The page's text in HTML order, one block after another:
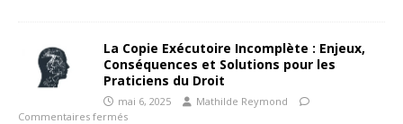
La Copie Exécutoire Incomplète : Enjeux,
Conséquences et Solutions pour les
Praticiens du Droit
mai 6, 2025
Mathilde Reymond
Commentaires fermés